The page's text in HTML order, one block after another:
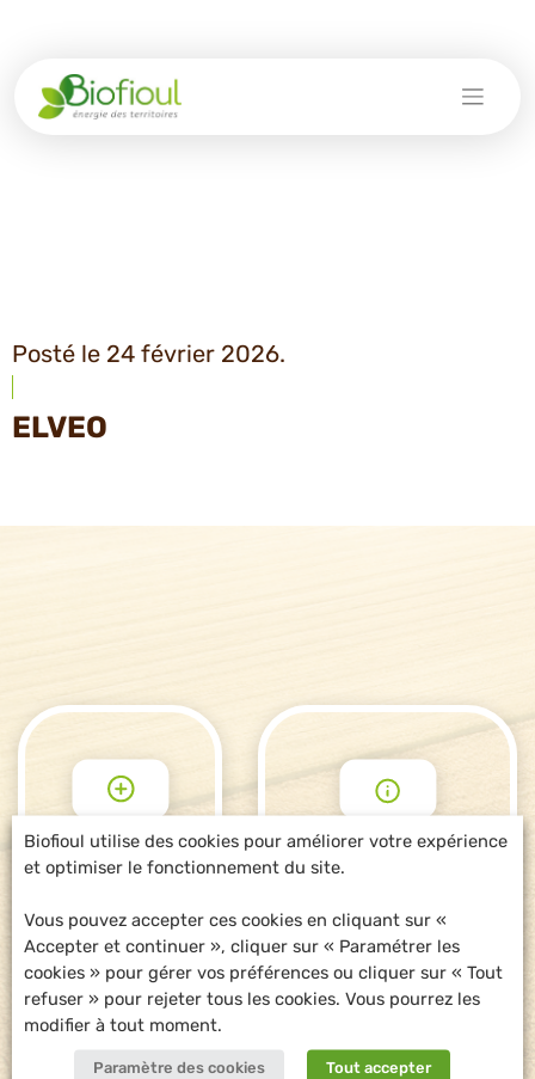
Posté le 24 février 2026.
ELVEO
POUR ALLER
PLUS LOIN
DEMANDE
D'INFORMATIONS
Biofioul utilise des cookies pour améliorer votre expérience
et optimiser le fonctionnement du site.
Vous pouvez accepter ces cookies en cliquant sur «
Accepter et continuer », cliquer sur « Paramétrer les
cookies » pour gérer vos préférences ou cliquer sur « Tout
refuser » pour rejeter tous les cookies. Vous pourrez les
modifier à tout moment.
Paramètre des cookies Tout accepter